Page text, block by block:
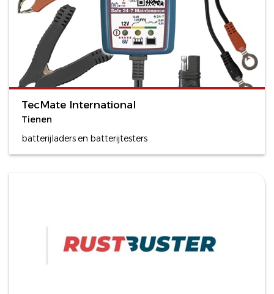
TecMate International
Tienen
batterijladers en batterijtesters